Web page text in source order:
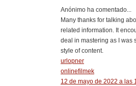
Anónimo ha comentado...
Many thanks for talking
related information. It
deal in mastering as I was
style of content.
urlopner
onlinefilmek
12 de mayo de 2022 a las